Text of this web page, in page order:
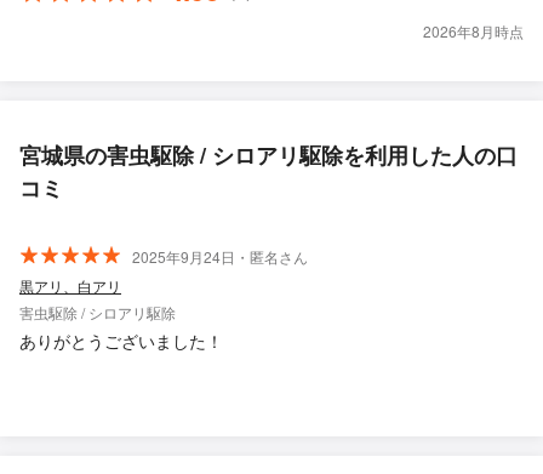
2026年8月時点
宮城県の害虫駆除 / シロアリ駆除を利用した人の口
コミ
2025年9月24日・匿名さん
黒アリ、白アリ
害虫駆除 / シロアリ駆除
ありがとうございました！